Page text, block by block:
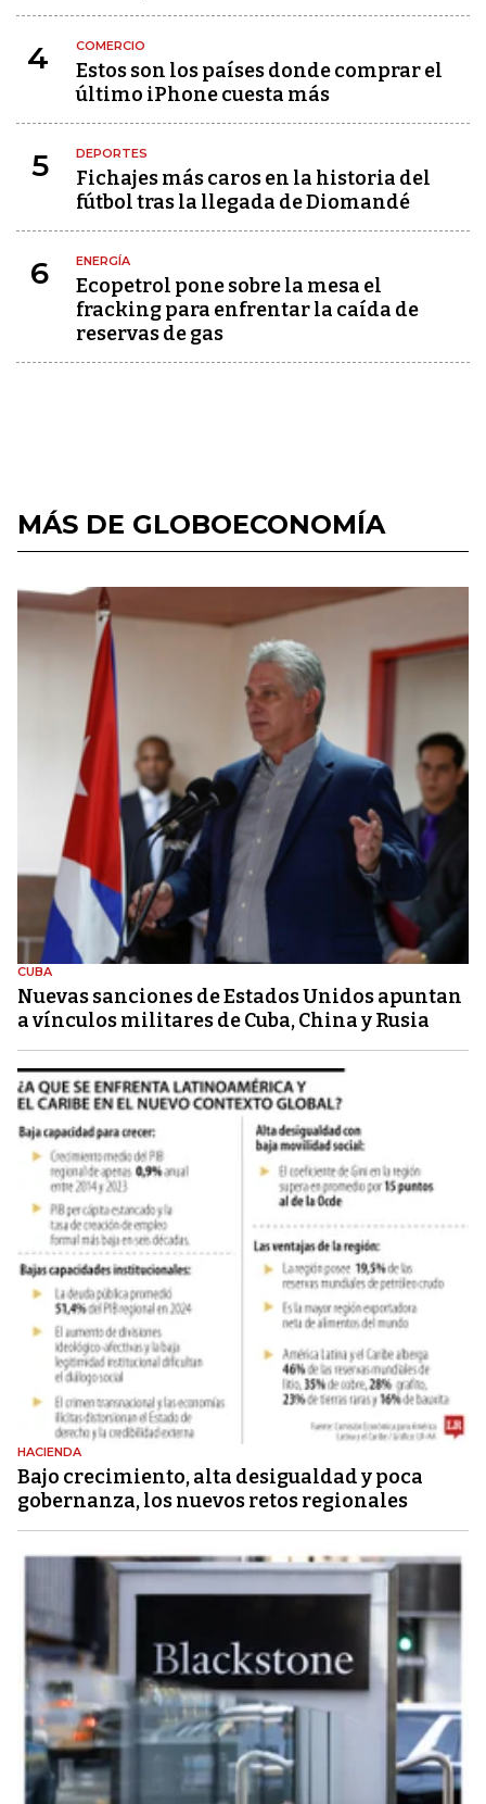
4 COMERCIO
Estos son los países donde comprar el
último iPhone cuesta más
5 DEPORTES
Fichajes más caros en la historia del
fútbol tras la llegada de Diomandé
6 ENERGÍA
Ecopetrol pone sobre la mesa el
fracking para enfrentar la caída de
reservas de gas
MÁS DE GLOBOECONOMÍA
CUBA
Nuevas sanciones de Estados Unidos apuntan
a vínculos militares de Cuba, China y Rusia
HACIENDA
Bajo crecimiento, alta desigualdad y poca
gobernanza, los nuevos retos regionales